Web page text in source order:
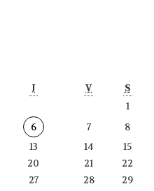
J V
S
1
6 7
8
13 14
15
20 21
22
27 28
29